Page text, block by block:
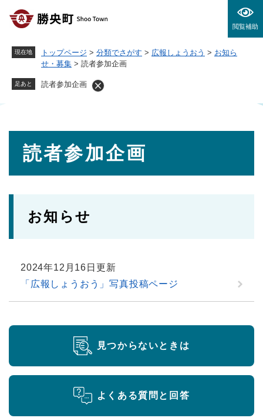
閲覧補助
現在地 トップページ > 分類でさがす > 広報しょうおう > お知ら
せ・募集 > 読者参加企画
足あと 読者参加企画
読者参加企画
お知らせ
2024年12月16日更新
「広報しょうおう」写真投稿ページ
見つからないときは
よくある質問と回答